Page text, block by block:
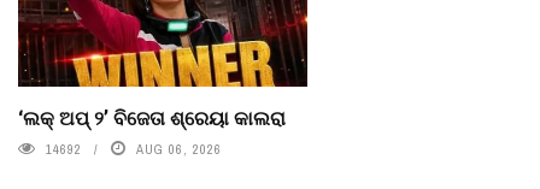
‘ଲକ୍ ଅପ୍ ୨’ ବିଜେତା ଶ୍ରେୟା କାଲରା
14692 AUG 06, 2026